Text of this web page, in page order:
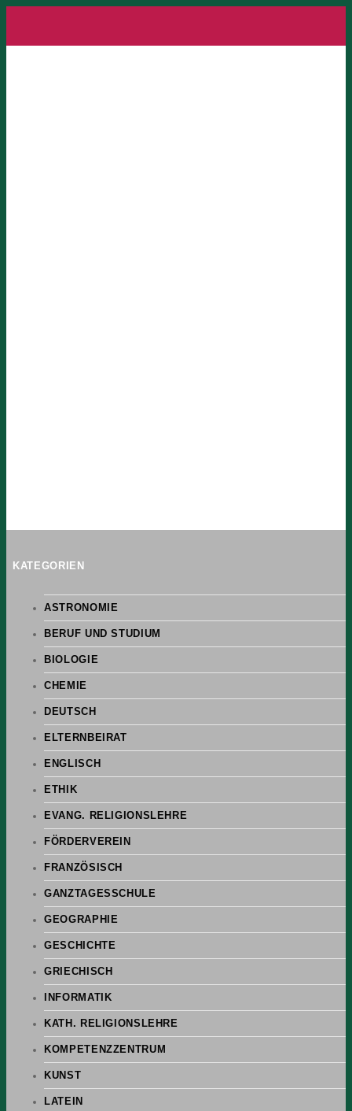
KATEGORIEN
ASTRONOMIE
BERUF UND STUDIUM
BIOLOGIE
CHEMIE
DEUTSCH
ELTERNBEIRAT
ENGLISCH
ETHIK
EVANG. RELIGIONSLEHRE
FÖRDERVEREIN
FRANZÖSISCH
GANZTAGESSCHULE
GEOGRAPHIE
GESCHICHTE
GRIECHISCH
INFORMATIK
KATH. RELIGIONSLEHRE
KOMPETENZZENTRUM
KUNST
LATEIN